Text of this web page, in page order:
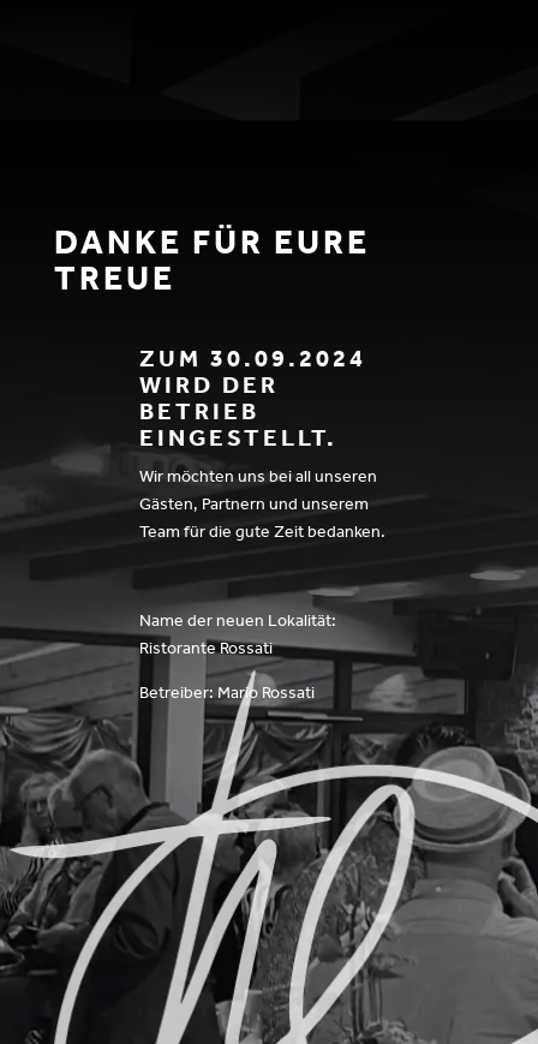
DANKE FÜR EURE
TREUE
ZUM 30.09.2024
WIRD DER
BETRIEB
EINGESTELLT.
Wir möchten uns bei all unseren
Gästen, Partnern und unserem
Team für die gute Zeit bedanken.
Name der neuen Lokalität:
Ristorante Rossati
Betreiber: Mario Rossati